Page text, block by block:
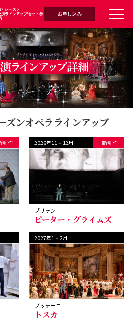
toggle
シーズン
演ラインアップ/セット券
ズンオペララインアップ
2026年11・12月
ブリテン
ピーター・グライムズ
2027年1・2月
プッチーニ
トスカ